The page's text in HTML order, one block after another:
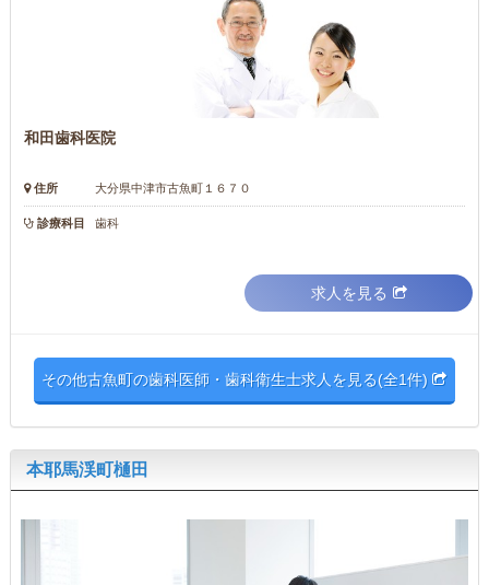
和田歯科医院
住所 大分県中津市古魚町１６７０
診療科目 歯科
求人を見る
その他古魚町の歯科医師・歯科衛生士求人を見る(全1件)
本耶馬渓町樋田